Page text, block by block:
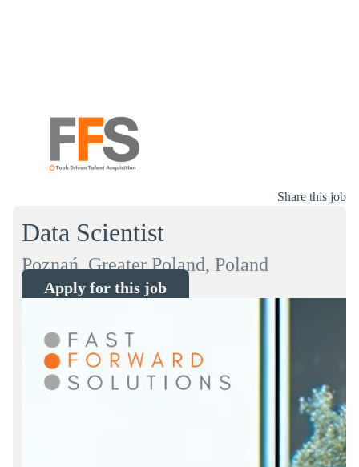
Share this job
Data Scientist
Poznań, Greater Poland, Poland
Apply for this job